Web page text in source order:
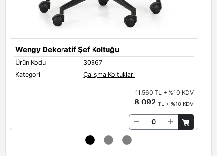
Wengy Dekoratif Şef Koltuğu
Ürün Kodu
30967
Kategori
Çalışma Koltukları
11.560 TL + %10 KDV
8.092TL + %10 KDV